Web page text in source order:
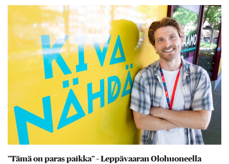
”Tämä on paras paikka” – Leppävaaran Olohuoneella